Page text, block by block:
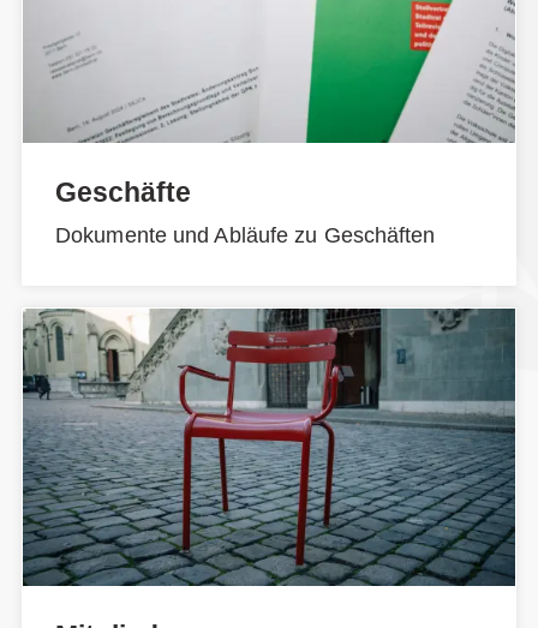
Geschäfte
Dokumente und Abläufe zu Geschäften